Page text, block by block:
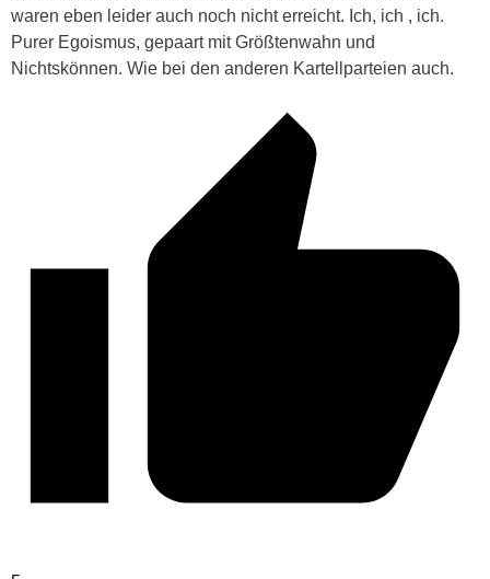
waren eben leider auch noch nicht erreicht. Ich, ich , ich.
Purer Egoismus, gepaart mit Größtenwahn und
Nichtskönnen. Wie bei den anderen Kartellparteien auch.